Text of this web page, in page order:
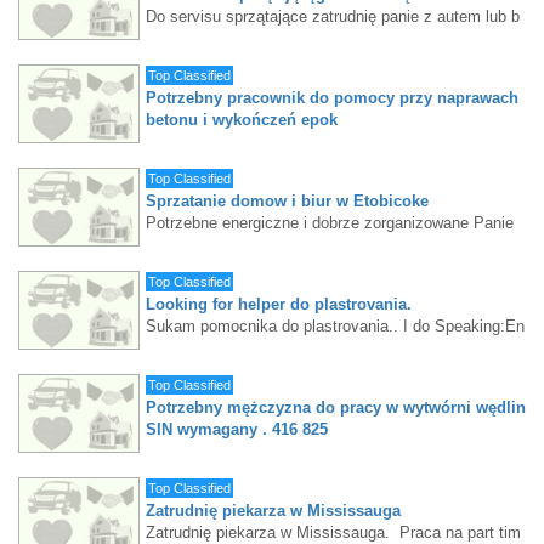
Do servisu sprzątające zatrudnię panie z autem lub b
Top Classified
Potrzebny pracownik do pomocy przy naprawach
betonu i wykończeń epok
577-9199 Kris
Top Classified
Sprzatanie domow i biur w Etobicoke
Potrzebne energiczne i dobrze zorganizowane Panie
ewniamy platny tygodniowy trening Po wiecej informa
cji prosze call/text 6475504043
Top Classified
Looking for helper do plastrovania.
Sukam pomocnika do plastrovania.. I do Speaking:En
Top Classified
Potrzebny mężczyzna do pracy w wytwórni wędlin
SIN wymagany . 416 825
Top Classified
Zatrudnię piekarza w Mississauga
Zatrudnię piekarza w Mississauga. Praca na part tim